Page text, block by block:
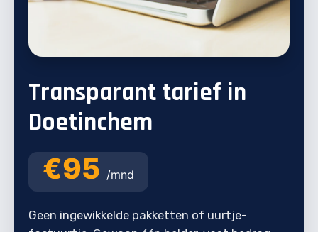
Transparant tarief in
Doetinchem
€95 /mnd
Geen ingewikkelde pakketten of uurtje-